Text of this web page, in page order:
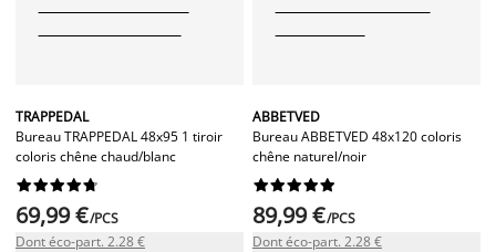
TRAPPEDAL
Bureau TRAPPEDAL 48x95 1 tiroir
coloris chêne chaud/blanc






69,99 €/PCS
Dont éco-part. 2.28 €
ABBETVED
Bureau ABBETVED 48x120 coloris
chêne naturel/noir






89,99 €/PCS
Dont éco-part. 2.28 €